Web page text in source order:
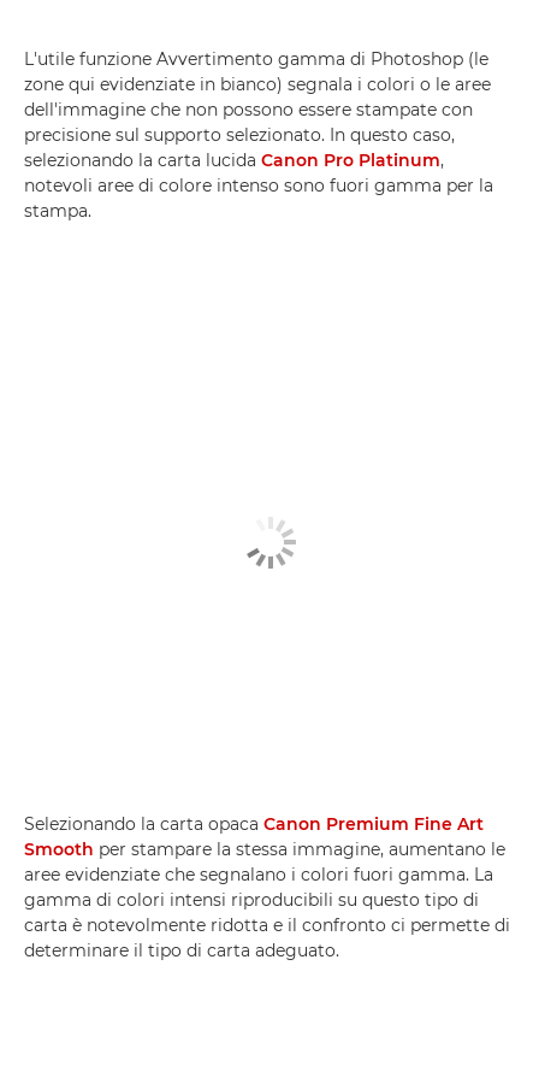
L'utile funzione Avvertimento gamma di Photoshop (le
zone qui evidenziate in bianco) segnala i colori o le aree
dell'immagine che non possono essere stampate con
precisione sul supporto selezionato. In questo caso,
selezionando la carta lucida Canon Pro Platinum,
notevoli aree di colore intenso sono fuori gamma per la
stampa.
Selezionando la carta opaca Canon Premium Fine Art
Smooth per stampare la stessa immagine, aumentano le
aree evidenziate che segnalano i colori fuori gamma. La
gamma di colori intensi riproducibili su questo tipo di
carta è notevolmente ridotta e il confronto ci permette di
determinare il tipo di carta adeguato.